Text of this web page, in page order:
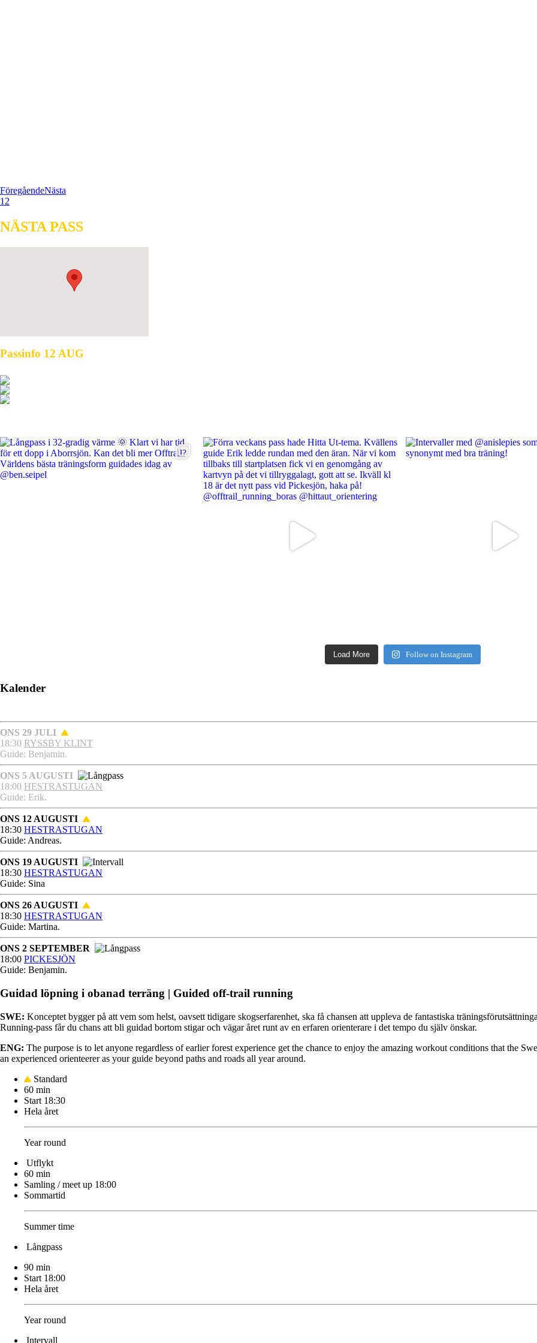
FöregåendeNästa
1 2
NÄSTA PASS
Passinfo 12 AUG
Load More Follow on Instagram
Kalender
ONS 29 JULI
18:30 RYSSBY KLINT
Guide: Benjamin.
ONS 5 AUGUSTI
18:00 HESTRASTUGAN
Guide: Erik.
ONS 12 AUGUSTI
18:30 HESTRASTUGAN
Guide: Andreas.
ONS 19 AUGUSTI
18:30 HESTRASTUGAN
Guide: Sina
ONS 26 AUGUSTI
18:30 HESTRASTUGAN
Guide: Martina.
ONS 2 SEPTEMBER
18:00 PICKESJÖN
Guide: Benjamin.
Guidad löpning i obanad terräng | Guided off-trail running
SWE: Konceptet bygger på att vem som helst, oavsett tidigare skogserfarenhet, ska få chansen att uppleva de fantastiska
Running-pass får du chans att bli guidad bortom stigar och vägar året runt av en erfaren orienterare i det tempo du själv önskar.
ENG: The purpose is to let anyone regardless of earlier forest experience get the chance to enjoy the amazing workout conditions that the
an experienced orienteerer as your guide beyond paths and roads all year around.
Standard
60 min
Start 18:30
Hela året
Year round
Utflykt
60 min
Samling / meet up 18:00
Sommartid
Summer time
Långpass
90 min
Start 18:00
Hela året
Year round
Intervall